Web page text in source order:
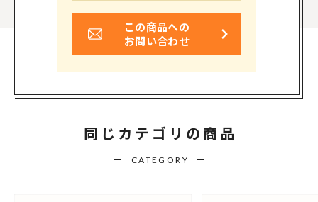
この商品への
お問い合わせ
同じカテゴリの商品
CATEGORY